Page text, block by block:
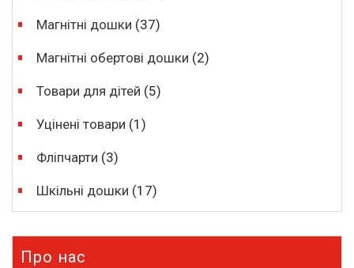
Магнітні дошки (37)
Магнітні обертові дошки (2)
Товари для дітей (5)
Уцінені товари (1)
Фліпчарти (3)
Шкільні дошки (17)
Про нас